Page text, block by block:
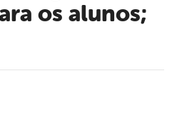
os alunos;